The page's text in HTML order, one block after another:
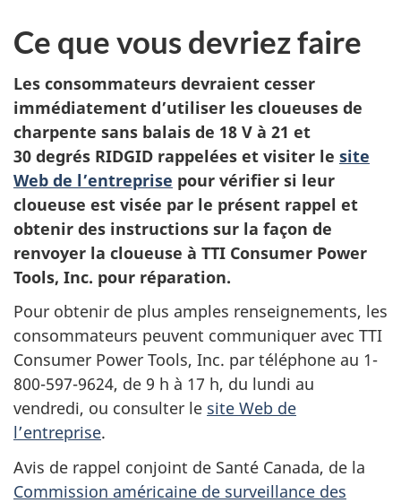
Ce que vous devriez faire
Les consommateurs devraient cesser
immédiatement d’utiliser les cloueuses de
charpente sans balais de 18 V à 21 et
30 degrés RIDGID rappelées et visiter le site
Web de l’entreprise pour vérifier si leur
cloueuse est visée par le présent rappel et
obtenir des instructions sur la façon de
renvoyer la cloueuse à TTI Consumer Power
Tools, Inc. pour réparation.
Pour obtenir de plus amples renseignements, les
consommateurs peuvent communiquer avec TTI
Consumer Power Tools, Inc. par téléphone au 1-
800-597-9624, de 9 h à 17 h, du lundi au
vendredi, ou consulter le site Web de
l’entreprise.
Avis de rappel conjoint de Santé Canada, de la
Commission américaine de surveillance des